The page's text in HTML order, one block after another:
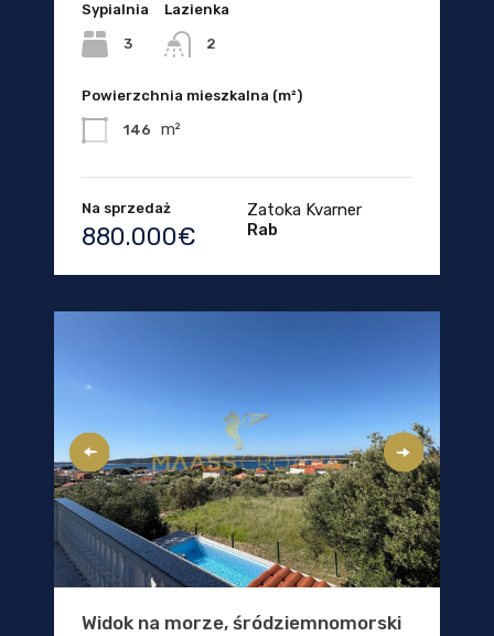
Sypialnia
3
Lazienka
2
Powierzchnia mieszkalna (m²)
146 m²
Na sprzedaż
880.000€
Zatoka Kvarner
Rab
Widok na morze, śródziemnomorski